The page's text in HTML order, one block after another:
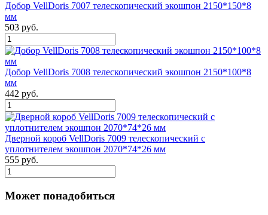
Добор VellDoris 7007 телескопический экошпон 2150*150*8
мм
503 руб.
Добор VellDoris 7008 телескопический экошпон 2150*100*8
мм
442 руб.
Дверной короб VellDoris 7009 телескопический с
уплотнителем экошпон 2070*74*26 мм
555 руб.
Может понадобиться